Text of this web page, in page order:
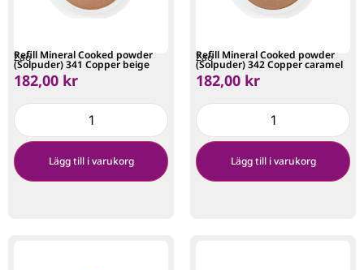
Zao
Refill Mineral Cooked powder
(Solpuder) 341 Copper beige
182,00 kr
Lägg till i varukorg
Zao
Refill Mineral Cooked powder
(Solpuder) 342 Copper caramel
182,00 kr
Lägg till i varukorg